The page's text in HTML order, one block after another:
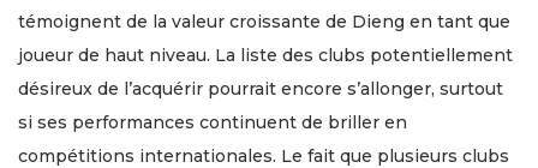
témoignent de la valeur croissante de Dieng en tant que
joueur de haut niveau. La liste des clubs potentiellement
désireux de l’acquérir pourrait encore s’allonger, surtout
si ses performances continuent de briller en
compétitions internationales. Le fait que plusieurs clubs